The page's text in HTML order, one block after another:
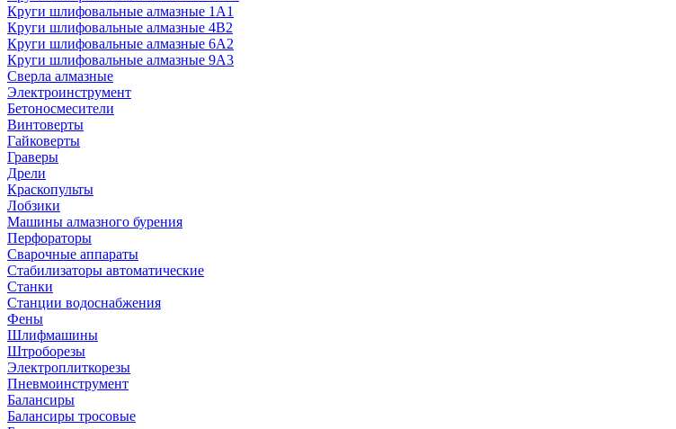
Круги шлифовальные алмазные 1А1
Круги шлифовальные алмазные 4В2
Круги шлифовальные алмазные 6A2
Круги шлифовальные алмазные 9А3
Сверла алмазные
Электроинструмент
Бетоносмесители
Винтоверты
Гайковерты
Граверы
Дрели
Краскопульты
Лобзики
Машины алмазного бурения
Перфораторы
Сварочные аппараты
Стабилизаторы автоматические
Станки
Станции водоснабжения
Фены
Шлифмашины
Штроборезы
Электроплиткорезы
Пневмоинструмент
Балансиры
Балансиры тросовые